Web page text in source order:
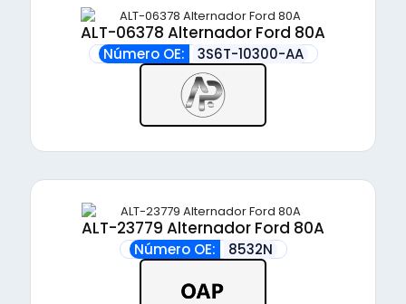
ALT-06378 Alternador Ford 80A
Número OE: 3S6T-10300-AA
ALT-23779 Alternador Ford 80A
Número OE: 8532N